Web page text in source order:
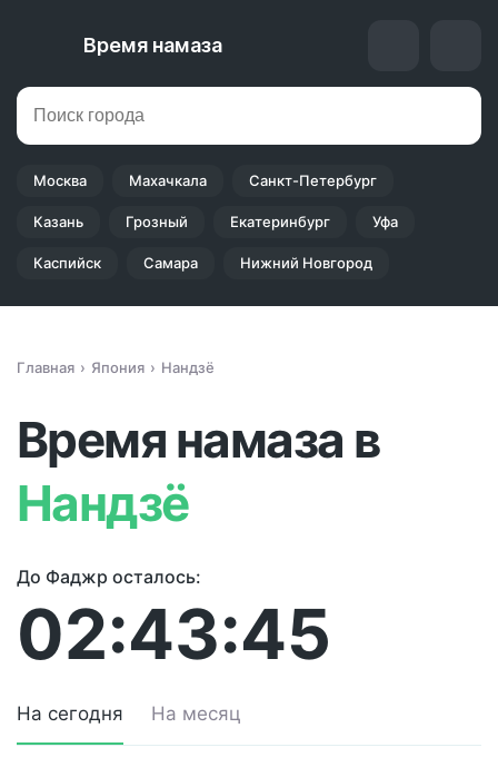
Время намаза
Москва Махачкала Санкт-Петербург
Казань Грозный Екатеринбург Уфа
Каспийск Самара Нижний Новгород
Главная Япония Нандзё
Время намаза в
Нандзё
До Фаджр осталось:
02:43:45
На сегодня На месяц